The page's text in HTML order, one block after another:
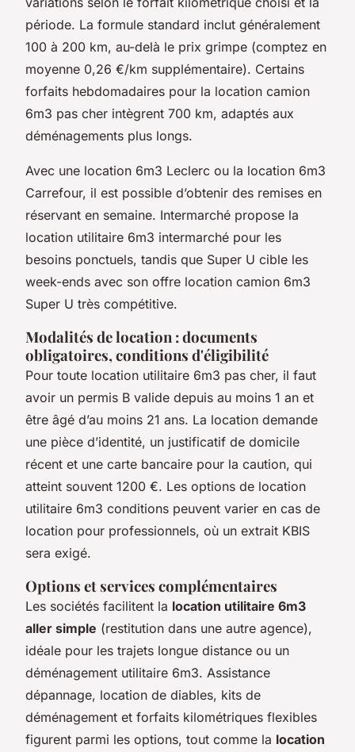
période. La formule standard inclut généralement
100 à 200 km, au-delà le prix grimpe (comptez en
moyenne 0,26 €/km supplémentaire). Certains
forfaits hebdomadaires pour la location camion
6m3 pas cher intègrent 700 km, adaptés aux
déménagements plus longs.
Avec une location 6m3 Leclerc ou la location 6m3
Carrefour, il est possible d’obtenir des remises en
réservant en semaine. Intermarché propose la
location utilitaire 6m3 intermarché pour les
besoins ponctuels, tandis que Super U cible les
week-ends avec son offre location camion 6m3
Super U très compétitive.
Modalités de location : documents
obligatoires, conditions d'éligibilité
Pour toute location utilitaire 6m3 pas cher, il faut
avoir un permis B valide depuis au moins 1 an et
être âgé d’au moins 21 ans. La location demande
une pièce d’identité, un justificatif de domicile
récent et une carte bancaire pour la caution, qui
atteint souvent 1200 €. Les options de location
utilitaire 6m3 conditions peuvent varier en cas de
location pour professionnels, où un extrait KBIS
sera exigé.
Options et services complémentaires
Les sociétés facilitent la location utilitaire 6m3
aller simple (restitution dans une autre agence),
idéale pour les trajets longue distance ou un
déménagement utilitaire 6m3. Assistance
dépannage, location de diables, kits de
déménagement et forfaits kilométriques flexibles
figurent parmi les options, tout comme la location